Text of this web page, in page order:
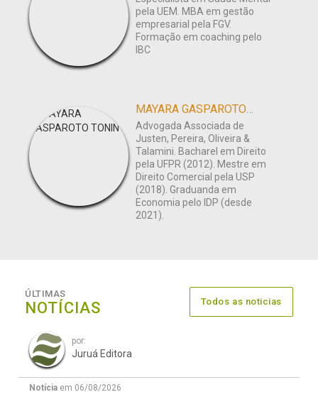
pela UEM. MBA em gestão
empresarial pela FGV.
Formação em coaching pelo
IBC
MAYARA GASPAROTO TONIN
Advogada Associada de
Justen, Pereira, Oliveira &
Talamini. Bacharel em Direito
pela UFPR (2012). Mestre em
Direito Comercial pela USP
(2018). Graduanda em
Economia pelo IDP (desde
2021).
ÚLTIMAS
NOTÍCIAS Todos as noticias
por:
Juruá Editora
Notícia em 06/08/2026